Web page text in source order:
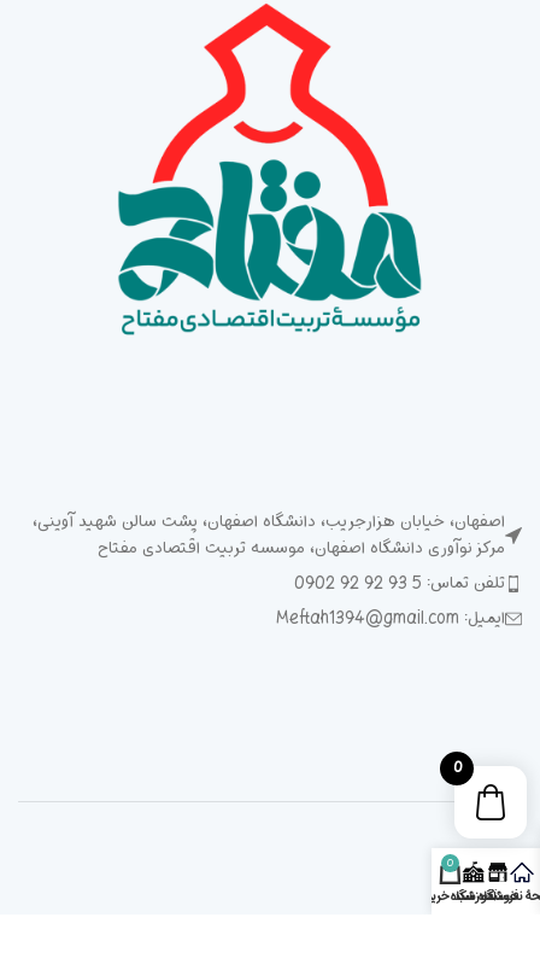
اصفهان، خیابان هزارجریب، دانشگاه اصفهان، پشت سالن شهید آوینی،
مرکز نوآوری دانشگاه اصفهان، موسسه تربیت اقتصادی مفتاح
تلفن تماس: 5 93 92 92 0902
ایمیل: Meftah1394@gmail.com
0
نخست
فروشگاهآموزشگاه
0
سبد خرید